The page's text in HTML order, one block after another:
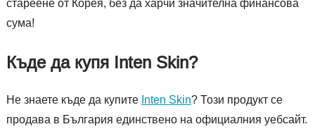
стареене от Корея, без да харчи значителна финансова
сума!
Къде да купя Inten Skin?
Не знаете къде да купите Inten Skin? Този продукт се
продава в България единствено на официалния уебсайт.